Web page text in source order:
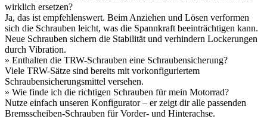
wirklich ersetzen?
Ja, das ist empfehlenswert. Beim Anziehen und Lösen verformen
sich die Schrauben leicht, was die Spannkraft beeinträchtigen kann.
Neue Schrauben sichern die Stabilität und verhindern Lockerungen
durch Vibration.
» Enthalten die TRW-Schrauben eine Schraubensicherung?
Viele TRW-Sätze sind bereits mit vorkonfiguriertem
Schraubensicherungsmittel versehen.
» Wie finde ich die richtigen Schrauben für mein Motorrad?
Nutze einfach unseren Konfigurator – er zeigt dir alle passenden
Bremsscheiben-Schrauben für Vorder- und Hinterachse.